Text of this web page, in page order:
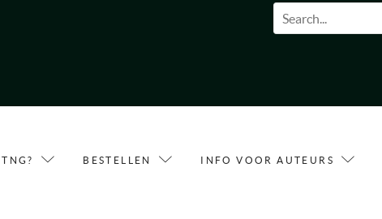
Zoekveld
BESTELLEN INFO VOOR AUTEURS